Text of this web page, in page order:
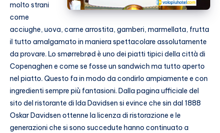
molto strani
come
acciughe, uova, carne arrostita, gamberi, marmellata, frutta
il tutto amalgamato in maniera spettacolare assolutamente
da provare. Lo smørrebrød è uno dei piatti tipici della città di
Copenaghen e come se fosse un sandwich ma tutto aperto
nel piatto. Questo fa in modo da condirlo ampiamente e con
ingredienti sempre più fantasioni. Dalla pagina ufficiale del
sito del ristorante di Ida Davidsen si evince che sin dal 1888
Oskar Davidsen ottenne la licenza di ristorazione e le
generazioni che si sono succedute hanno continuato a